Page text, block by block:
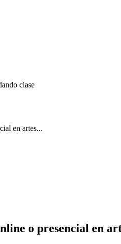
clase
en artes...
o presencial en